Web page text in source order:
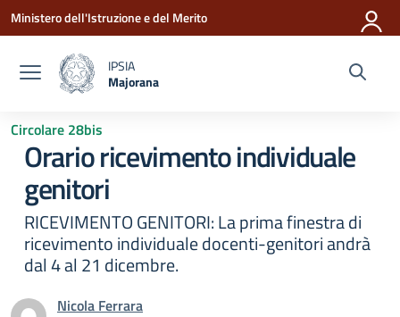
Vai ai contenuti
Vai al menu di navigazione
Vai al footer
Ministero dell'Istruzione e del Merito
IPSIA
Majorana
Circolare 28bis
Orario ricevimento individuale
genitori
RICEVIMENTO GENITORI: La prima finestra di
ricevimento individuale docenti-genitori andrà
dal 4 al 21 dicembre.
Nicola Ferrara